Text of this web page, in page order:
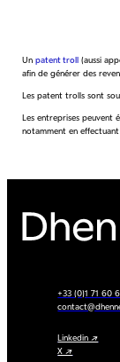
Unpatent troll (aussi
afin de générer des
Les patent trolls sont
Les entreprises peuvent
notamment en
+33 (0)1 71 60
Linkedin ↗
X ↗